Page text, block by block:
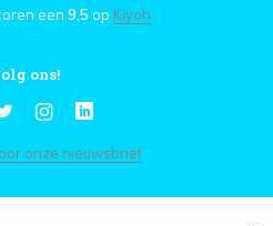
een 9,5 op Kiyoh
ons!
onze nieuwsbrief